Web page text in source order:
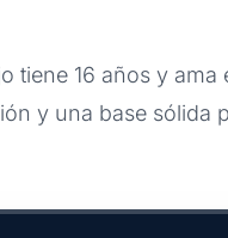
tiene 16 años y
y una base sólida